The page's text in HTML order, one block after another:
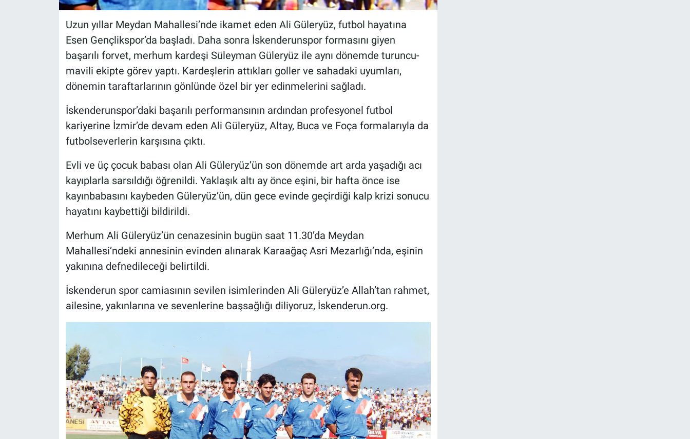
Uzun yıllar Meydan Mahallesi’nde ikamet eden Ali Güleryüz, futbol hayatına
Esen Gençlikspor’da başladı. Daha sonra İskenderunspor formasını giyen
başarılı forvet, merhum kardeşi Süleyman Güleryüz ile aynı dönemde turuncu-
mavili ekipte görev yaptı. Kardeşlerin attıkları goller ve sahadaki uyumları,
dönemin taraftarlarının gönlünde özel bir yer edinmelerini sağladı.
İskenderunspor’daki başarılı performansının ardından profesyonel futbol
kariyerine İzmir’de devam eden Ali Güleryüz, Altay, Buca ve Foça formalarıyla da
futbolseverlerin karşısına çıktı.
Evli ve üç çocuk babası olan Ali Güleryüz’ün son dönemde art arda yaşadığı acı
kayıplarla sarsıldığı öğrenildi. Yaklaşık altı ay önce eşini, bir hafta önce ise
kayınbabasını kaybeden Güleryüz’ün, dün gece evinde geçirdiği kalp krizi sonucu
hayatını kaybettiği bildirildi.
Merhum Ali Güleryüz’ün cenazesinin bugün saat 11.30’da Meydan
Mahallesi’ndeki annesinin evinden alınarak Karaağaç Asri Mezarlığı’nda, eşinin
yakınına defnedileceği belirtildi.
İskenderun spor camiasının sevilen isimlerinden Ali Güleryüz’e Allah’tan rahmet,
ailesine, yakınlarına ve sevenlerine başsağlığı diliyoruz, İskenderun.org.